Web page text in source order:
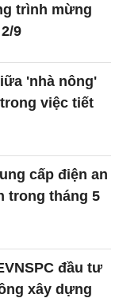
trình mừng
9
'nhà nông'
việc tiết
cấp điện an
trong tháng 5
đầu tư
xây dựng